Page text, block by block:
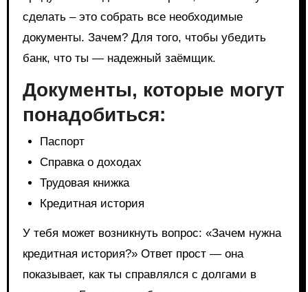
сделать – это собрать все необходимые
документы. Зачем? Для того, чтобы убедить
банк, что ты — надежный заёмщик.
Документы, которые могут
понадобиться:
Паспорт
Справка о доходах
Трудовая книжка
Кредитная история
У тебя может возникнуть вопрос: «Зачем нужна
кредитная история?» Ответ прост — она
показывает, как ты справлялся с долгами в